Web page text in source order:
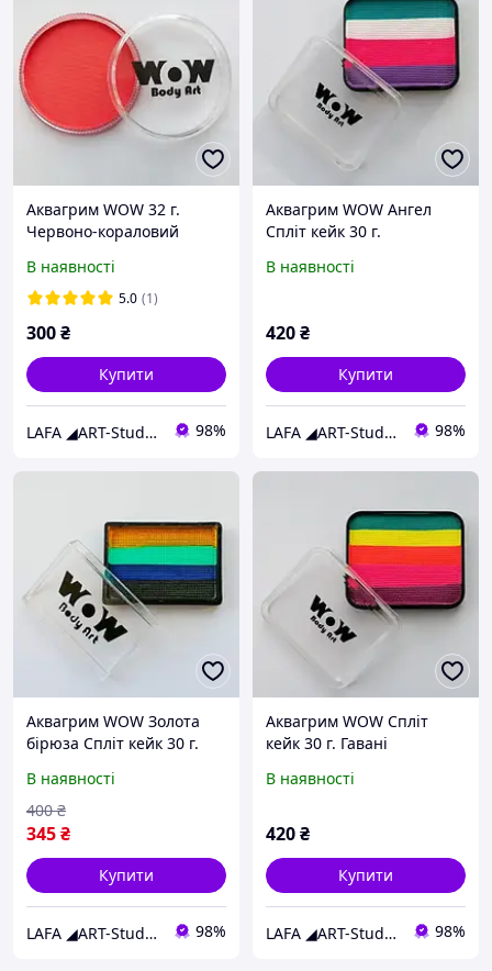
Аквагрим WOW 32 г.
Червоно-кораловий
В наявності
5.0 (1)
300₴
Купити
LAFA ◢ART-Studio◣ 98%
Аквагрим WOW Ангел
Спліт кейк 30 г.
В наявності
420₴
Купити
LAFA ◢ART-Studio◣ 98%
Аквагрим WOW Золота
бірюза Спліт кейк 30 г.
В наявності
345₴
400 ₴
Купити
LAFA ◢ART-Studio◣ 98%
Аквагрим WOW Спліт
кейк 30 г. Гавані
В наявності
420₴
Купити
LAFA ◢ART-Studio◣ 98%